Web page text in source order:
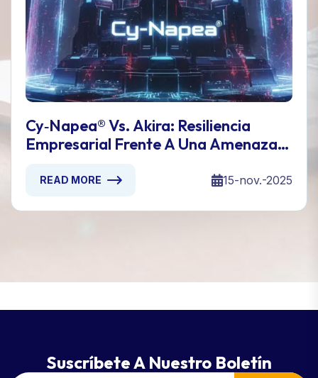
Cy‑Napea® Vs. Akira: Resiliencia
Empresarial Frente A Una Amenaza
Dólares
READ MORE 15-nov.-2025
Suscríbete A Nuestro Boletín